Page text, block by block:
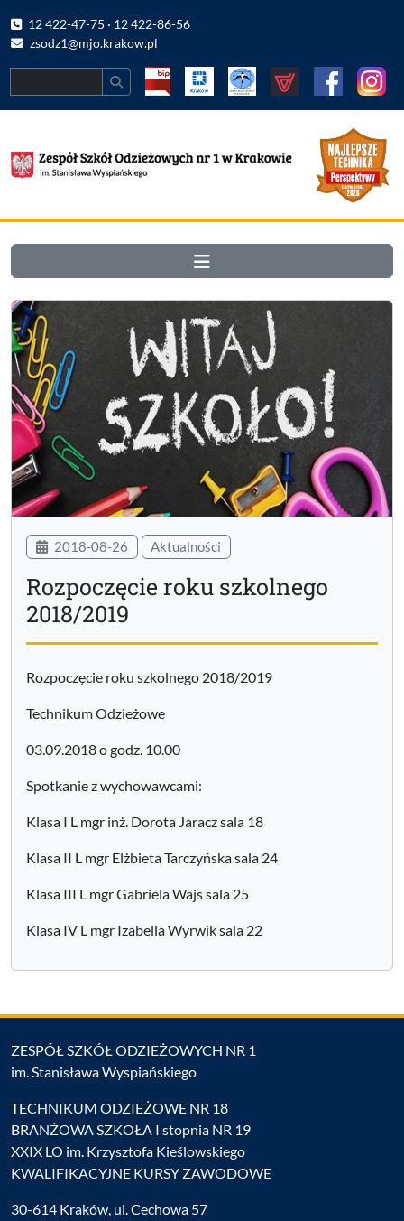
12 422-47-75 · 12 422-86-56
zsodz1@mjo.krakow.pl
2018-08-26 Aktualności
Rozpoczęcie roku szkolnego
2018/2019
Rozpoczęcie roku szkolnego 2018/2019
Technikum Odzieżowe
03.09.2018 o godz. 10.00
Spotkanie z wychowawcami:
Klasa I L mgr inż. Dorota Jaracz sala 18
Klasa II L mgr Elżbieta Tarczyńska sala 24
Klasa III L mgr Gabriela Wajs sala 25
Klasa IV L mgr Izabella Wyrwik sala 22
ZESPÓŁ SZKÓŁ ODZIEŻOWYCH NR 1
im. Stanisława Wyspiańskiego
TECHNIKUM ODZIEŻOWE NR 18
BRANŻOWA SZKOŁA I stopnia NR 19
XXIX LO im. Krzysztofa Kieślowskiego
KWALIFIKACYJNE KURSY ZAWODOWE
30-614 Kraków, ul. Cechowa 57